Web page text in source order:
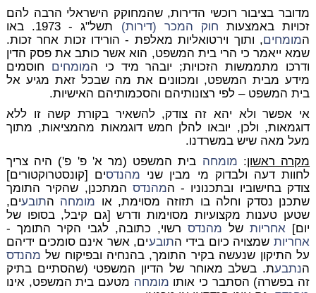
מדובר בציבור רוכשי הדירות, שהמחוקק הישראלי הרבה להם
זכויות באמצעות חוק המכר (דירות)
תשל"ג - 1973. באו
המומחים, ותוך וירטואליות מאלפת - הורידו זכות אחר זכות.
שמא ייאמר כי הרי בית המשפט, הוא אשר כותב את פסק הדין
ודרכו מתממשות הזכויות; יובהר מיד כי המומחים חוסמים
מידע מבית המשפט, ומכוונים את מה שבכל זאת מגיע אל
בית המשפט – לפי רצונותיהם והסכמותיהם האישיות.
אי אפשר ולא יהא זה צודק, להשאיר בקורת קשה זו ללא
דוגמאות, ולכן, יובאו להלן חמש דוגמאות מהמציאות, מתוך
מעל מאה שיש במשרדנו.
מקרה ראשון: מומחה בית המשפט (מר א' פ' פ') היה צריך
לחוות דעה ולבדוק מי מבין שני מהנדסים [קונסטרוקטורים]
צודק בחישוביו ובתכנוניו - המהנדס המתכנן, שהקיר התומך
שתכנן נסדק וחלה בו תזוזה מסוימת, או מומחה התובעים,
שטען טענות מקצועיות מסוימות ודרש [גם קיבל, בסופו של
יום] אחריותשל מהנדסרשוי, כתובה, לגבי הקיר התומך -
אחריותשמצויה כיום בידי התובעים, אשר אינם סומכים ידיהם
על התיקון שנעשה בקיר התומך, בהנחיה ובפיקוח של מהנדס
הנתבעת. בשלב מאוחר של הדיון המשפטי (שהסתיים בתיק
זה בפשרה) הסתבר כי אותו מומחה מטעם בית המשפט, אינו